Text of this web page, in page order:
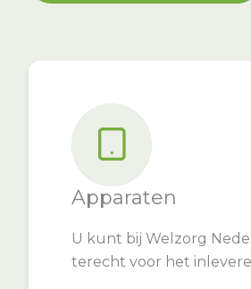
Apparaten
U kunt bij Welzorg
terecht voor het